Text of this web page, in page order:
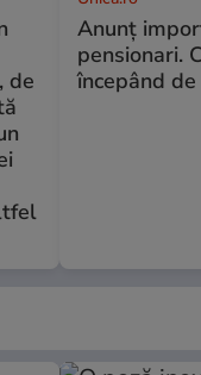
de
Anunț
pensionari.
începând